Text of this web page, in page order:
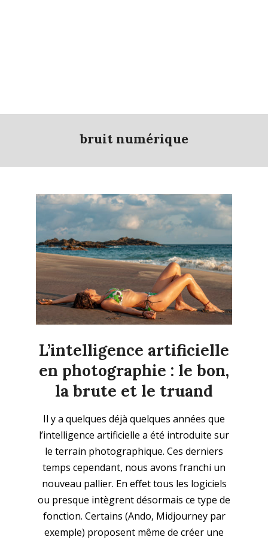
bruit numérique
L’intelligence artificielle
en photographie : le bon,
la brute et le truand
06-
25
Il y a quelques déjà quelques années que
l’intelligence artificielle a été introduite sur
le terrain photographique. Ces derniers
temps cependant, nous avons franchi un
nouveau pallier. En effet tous les logiciels
ou presque intègrent désormais ce type de
fonction. Certains (Ando, Midjourney par
exemple) proposent même de créer une